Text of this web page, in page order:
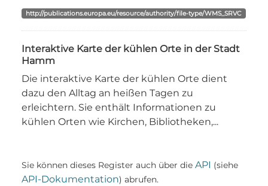
http://publications.europa.eu/resource/authority/file-type/WMS_SRVC
Interaktive Karte der kühlen Orte in der Stadt
Hamm
Die interaktive Karte der kühlen Orte dient
dazu den Alltag an heißen Tagen zu
erleichtern. Sie enthält Informationen zu
kühlen Orten wie Kirchen, Bibliotheken,...
Sie können dieses Register auch über die API (siehe
API-Dokumentation) abrufen.